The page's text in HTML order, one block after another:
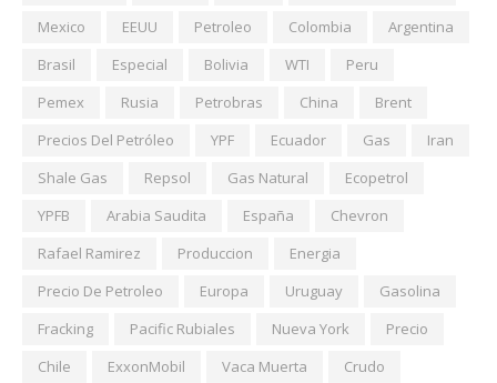
Mexico
EEUU Petroleo Colombia
Argentina
Brasil
Especial Bolivia WTI
Peru
Pemex
Rusia Petrobras China
Brent
Precios Del Petróleo
YPF Ecuador Gas
Iran
Shale Gas
Repsol Gas Natural
Ecopetrol
YPFB
Arabia Saudita España
Chevron
Rafael Ramirez
Produccion
Energia
Precio De Petroleo
Europa Uruguay
Gasolina
Fracking
Pacific Rubiales Nueva York
Precio
Chile
ExxonMobil Vaca Muerta
Crudo